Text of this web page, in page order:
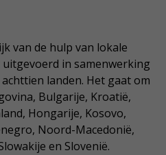
van de hulp van lokale
in samenwerking
landen. Het gaat om
Bulgarije, Kroatië,
Hongarije, Kosovo,
Noord-Macedonië,
en Slovenië.